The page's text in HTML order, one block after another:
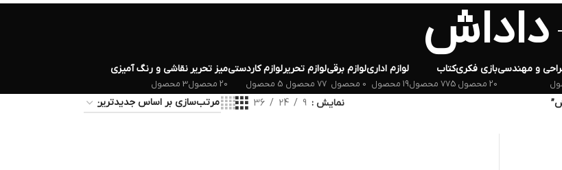
داداش
طراحی و مهندسیبازی فکری
20 محصول
کتاب
775 محصول
لوازم اداری
19 محصول
لوازم برقی
0 محصول
لوازم تحریر
77 محصول
لوازم کاردستی
5 محصول
میز تحریر
20 محصول
نقاشی و رنگ آمیزی
3 محصول
نمایش 9
24
36